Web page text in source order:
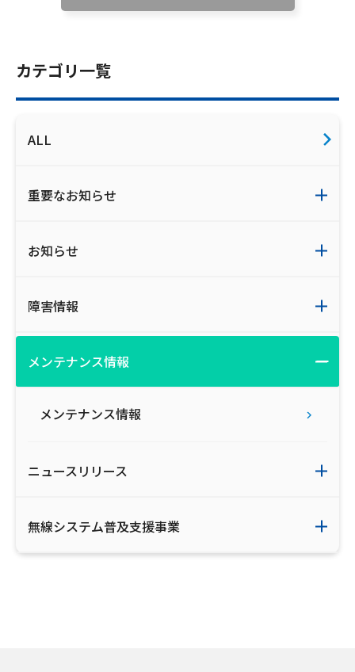
カテゴリ一覧
ALL
重要なお知らせ
お知らせ
障害情報
メンテナンス情報
メンテナンス情報
ニュースリリース
無線システム普及支援事業